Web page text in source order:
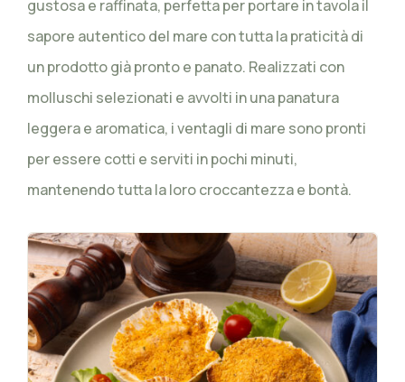
gustosa e raffinata, perfetta per portare in tavola il
sapore autentico del mare con tutta la praticità di
un prodotto già pronto e panato. Realizzati con
molluschi selezionati e avvolti in una panatura
leggera e aromatica, i ventagli di mare sono pronti
per essere cotti e serviti in pochi minuti,
mantenendo tutta la loro croccantezza e bontà.